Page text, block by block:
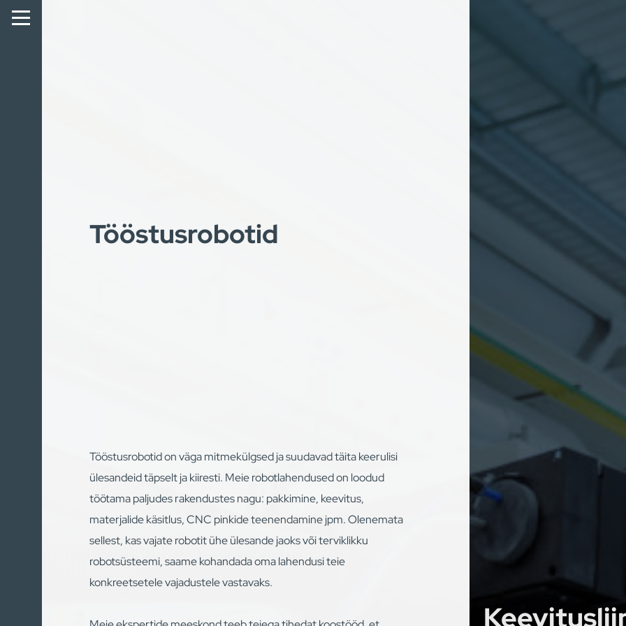
Tööstusrobotid
Tööstusrobotid on väga mitmekülgsed ja suudavad täita keerulisi
ülesandeid täpselt ja kiiresti. Meie robotlahendused on loodud
töötama paljudes rakendustes nagu: pakkimine, keevitus,
materjalide käsitlus, CNC pinkide teenendamine jpm. Olenemata
sellest, kas vajate robotit ühe ülesande jaoks või terviklikku
robotsüsteemi, saame kohandada oma lahendusi teie
konkreetsetele vajadustele vastavaks.